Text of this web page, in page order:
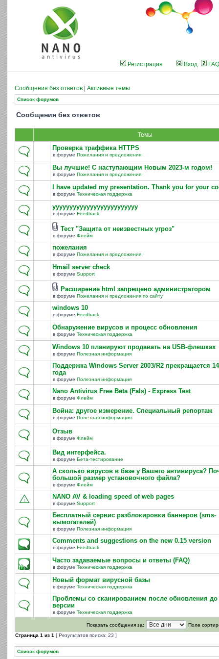
Регистрация Вход FAQ
Сообщения без ответов Активные темы
Список форумов
Сообщения без ответов
Темы
Проверка траффика HTTPS
в форуме Пожелания и предложения
Вы лучшие! С наступающим Новым 2023-м годом!
в форуме Пожелания и предложения
I have updated my presentation. Thank you for your
в форуме Техническая поддержка
yyyyyyyyyyyyyyyyyyyyyyyyy
в форуме Feedback
Тест "Защита от неизвестных угроз"
в форуме Флейм
пожелания
в форуме Пожелания и предложения
Hmail server check
в форуме Support
Расширение html запрещено администратором
в форуме Пожелания и предложения по сайту
windows 10
в форуме Feedback
Обнаружение вирусов и процесс обновления
в форуме Техническая поддержка
Windows 10 планируют продавать на USB-флешках
в форуме Полезная информация
Поддержка Windows Server 2003/R2 прекращается
года
в форуме Полезная информация
Nano Antivirus Free Beta (Fals) - Express Test
в форуме Флейм
Война: другое измерение. Специальный репортаж
в форуме Полезная информация
Отзыв
в форуме Флейм
Вид интерфейса.
в форуме Бета-тестирование
А сколько вирусов в базе у Вашего антивируса?
большой размер установочного файла?
в форуме Флейм
NANO AV & loading speed of web pages
в форуме Support
Бесплатный сервис разблокировки баннеров (sms-
вымогателей)
в форуме Полезная информация
Comments and suggestions on the new 0.15 version
в форуме Feedback
Часто задаваемые вопросы и ответы (FAQ)
в форуме Техническая поддержка
Новый формат вирусной базы
в форуме Техническая поддержка
Проблемы со сканированием после обновления до
версии
в форуме Техническая поддержка
Показать сообщения за:
Поле
Страница 1 из 1 [ Результатов поиска: 23 ]
Список форумов